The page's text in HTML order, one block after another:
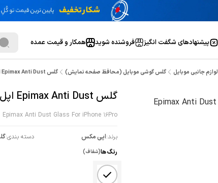
پیشنهاد‌های شگفت انگیز فروشنده شوید همکار و قیمت عمده
لوازم جانبی موبایل گلس گوشی موبایل (محافظ صفحه نمایش) گلس Epimax Anti Dust اپل iPhone 16Pro
گلس Epimax Anti Dust اپل iPhone 16Pro
Epimax Anti Dust Glass For iPhone 16Pro
برند:اپی مکس دسته بندی:
رنگ ها(شفاف)